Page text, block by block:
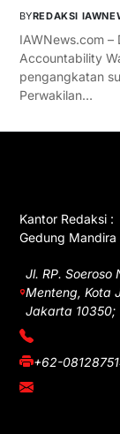
BYREDAKSI
IAWNews.com –
Accountability
pengangkatan
Perwakilan…
Kantor Redaksi :
Gedung Mandira
Jl. RP. Soeroso
Menteng, Kota
Jakarta 10350;
(021) 3908026
+62-